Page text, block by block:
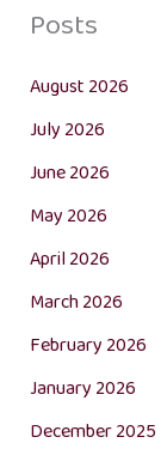
Posts
August 2026
July 2026
June 2026
May 2026
April 2026
March 2026
February 2026
January 2026
December 2025